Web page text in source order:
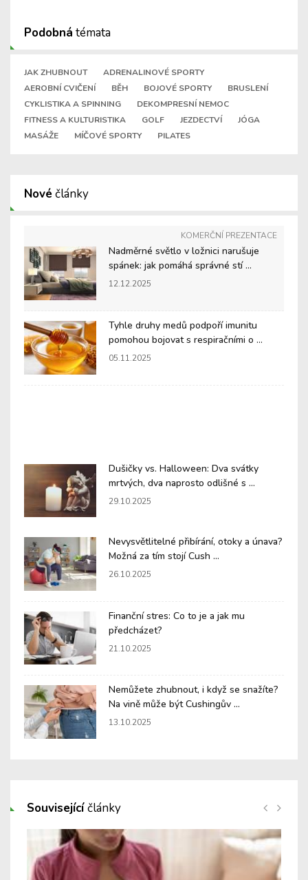
Podobná témata
JAK ZHUBNOUT
ADRENALINOVÉ SPORTY
AEROBNÍ CVIČENÍ
BĚH BOJOVÉ SPORTY
BRUSLENÍ
CYKLISTIKA A SPINNING
DEKOMPRESNÍ NEMOC
FITNESS A KULTURISTIKA
GOLF JEZDECTVÍ
JÓGA
MASÁŽE
MÍČOVÉ SPORTY PILATES
Nové články
KOMERČNÍ PREZENTACE
Nadměrné světlo v ložnici narušuje
spánek: jak pomáhá správné stí ...
12.12.2025
Tyhle druhy medů podpoří imunitu
pomohou bojovat s respiračními o ...
05.11.2025
Dušičky vs. Halloween: Dva svátky
mrtvých, dva naprosto odlišné s ...
29.10.2025
Nevysvětlitelné přibírání, otoky a únava?
Možná za tím stojí Cush ...
26.10.2025
Finanční stres: Co to je a jak mu
předcházet?
21.10.2025
Nemůžete zhubnout, i když se snažíte?
Na vině může být Cushingův ...
13.10.2025
Souvisejícíčlánky